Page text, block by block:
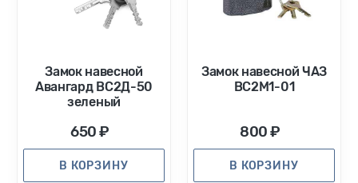
Замок навесной
Авангард ВС2Д-50
зеленый
650 ₽
В КОРЗИНУ
Замок навесной ЧАЗ
ВС2М1-01
800 ₽
В КОРЗИНУ